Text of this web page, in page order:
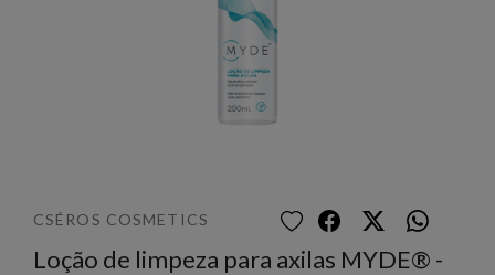
CSÉROS COSMETICS
Loção de limpeza para axilas MYDE® -